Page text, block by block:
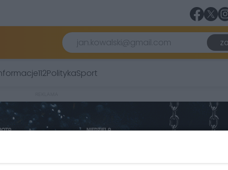
112PolitykaSport